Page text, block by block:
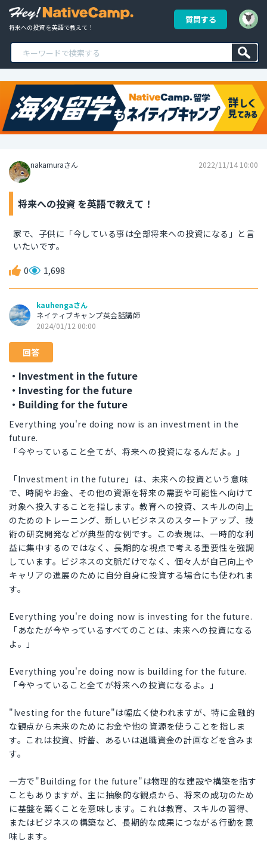
将来への投資 を英語で教えて！
質問する
nakamuraさん 2022/11/14 10:00
将来への投資 を英語で教えて！
家で、子供に「今している事は全部将来への投資になる」と言
いたいです。
0 1,698
kauhengaさん
ネイティブキャンプ英会話講師
2024/01/12 00:00
回答
・Investment in the future
・Investing for the future
・Building for the future
Everything you're doing now is an investment in the
future.
「今やっていること全てが、将来への投資になるんだよ。」
「Investment in the future」は、未来への投資という意味
で、時間やお金、その他の資源を将来の需要や可能性へ向けて
対象へ投入することを指します。教育への投資、スキルの向上
のためのトレーニング、新しいビジネスのスタートアップ、技
術の研究開発などが典型的な例です。この表現は、一時的な利
益に集中するのではなく、長期的な視点で考える重要性を強調
しています。ビジネスの文脈だけでなく、個々人が自己向上や
キャリアの進展のために自分自身に投資する場合にも使われま
す。
Everything you're doing now is investing for the future.
「あなたが今やっているすべてのことは、未来への投資になる
よ。」
Everything you're doing now is building for the future.
「今やっていること全てが将来への投資になるよ。」
"Ivesting for the future"は幅広く使われますが、特に金融的
な観点から未来のためにお金や他の資源を使うことを指しま
す。これは投資、貯蓄、あるいは退職資金の計画などを含みま
す。
一方で"Building for the future"は物理的な建設や構築を指す
こともありますが、主に抽象的な観点から、将来の成功のため
に基盤を築くことを意味します。これは教育、スキルの習得、
またはビジネスの構築など、長期的な成果につながる行動を意
味します。